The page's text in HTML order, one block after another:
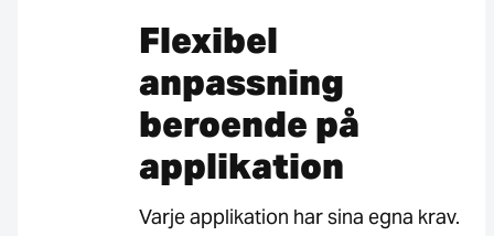
Flexibel
anpassning
beroende på
applikation
Varje applikation har sina egna krav.